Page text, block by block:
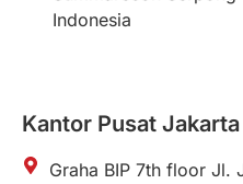
Indonesia
Kantor Pusat Jakarta
Graha BIP 7th floor Jl.